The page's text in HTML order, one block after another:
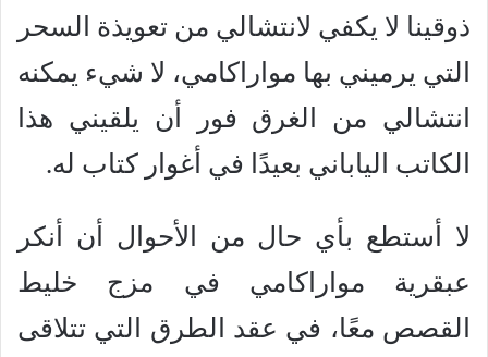
ذوقينا لا يكفي لانتشالي من تعويذة السحر
التي يرميني بها مواراكامي، لا شيء يمكنه
انتشالي من الغرق فور أن يلقيني هذا
الكاتب الياباني بعيدًا في أغوار كتاب له.
لا أستطع بأي حال من الأحوال أن أنكر
عبقرية مواراكامي في مزج خليط
القصص معًا، في عقد الطرق التي تتلاقى